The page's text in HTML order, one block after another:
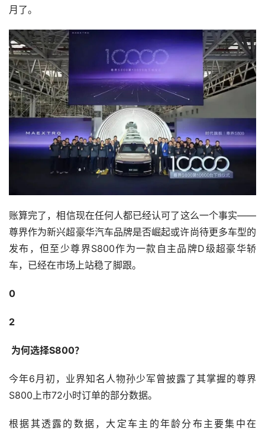
月了。
账算完了，相信现在任何人都已经认可了这么一个事实——
尊界作为新兴超豪华汽车品牌是否崛起或许尚待更多车型的
发布，但至少尊界S800作为一款自主品牌D级超豪华轿
车，已经在市场上站稳了脚跟。
0
2
为何选择S800？
今年6月初，业界知名人物孙少军曾披露了其掌握的尊界
S800上市72小时订单的部分数据。
根据其透露的数据，大定车主的年龄分布主要集中在